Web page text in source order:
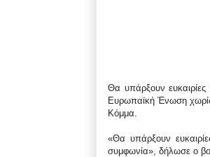
Θα υπάρξουν
Ευρωπαϊκή Ένωση χωρίς
Κόμμα.
«Θα υπάρξουν
συμφωνία», δήλωσε ο